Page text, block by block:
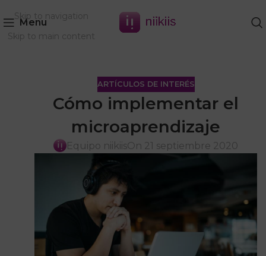
Skip to navigation
Skip to main content
Menu
ARTÍCULOS DE INTERÉS
Cómo implementar el
microaprendizaje
Equipo niikiisOn 21 septiembre 2020